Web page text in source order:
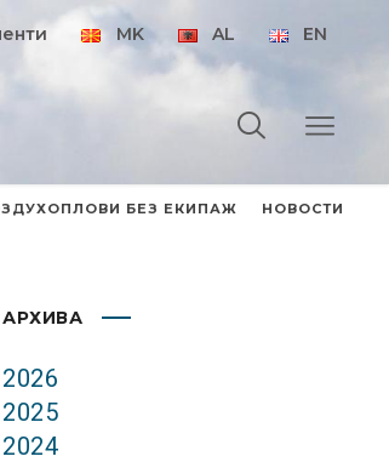
MK AL EN
БЕЗ ЕКИПАЖ НОВОСТИ
АРХИВА
2026
2025
2024